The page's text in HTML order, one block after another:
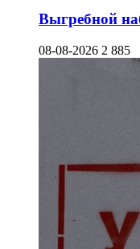
Выгребной
08-08-2026 2 885